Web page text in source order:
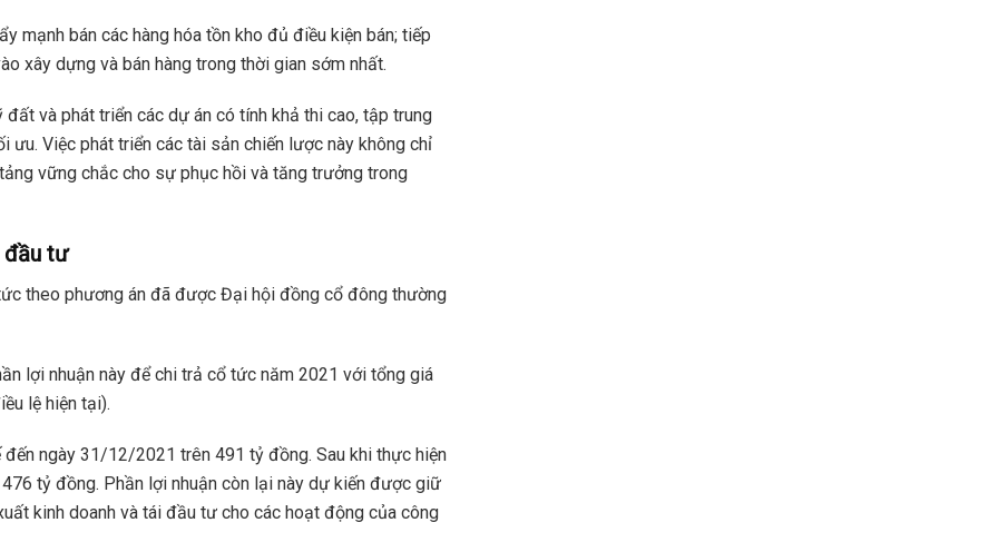
mạnh bán các hàng hóa tồn kho đủ điều kiện bán; tiếp
xây dựng và bán hàng trong thời gian sớm nhất.
và phát triển các dự án có tính khả thi cao, tập trung
ưu. Việc phát triển các tài sản chiến lược này không chỉ
vững chắc cho sự phục hồi và tăng trưởng trong
đầu tư
theo phương án đã được Đại hội đồng cổ đông thường
lợi nhuận này để chi trả cổ tức năm 2021 với tổng giá
lệ hiện tại).
ngày 31/12/2021 trên 491 tỷ đồng. Sau khi thực hiện
tỷ đồng. Phần lợi nhuận còn lại này dự kiến được giữ
kinh doanh và tái đầu tư cho các hoạt động của công